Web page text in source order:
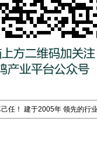
任！ 建于2005年 领先的行